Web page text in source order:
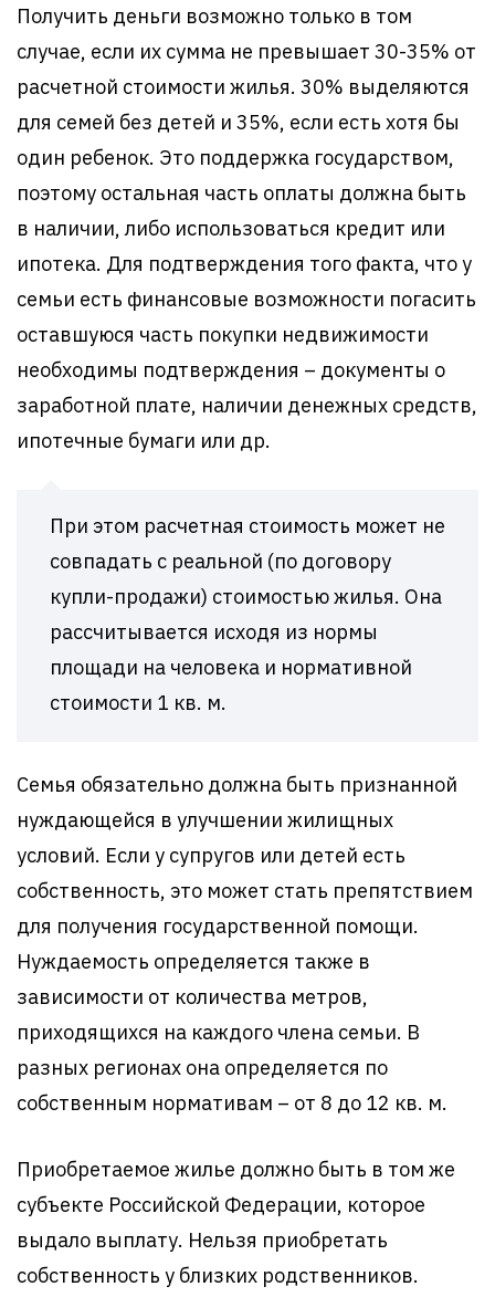
Получить деньги возможно только в том
случае, если их сумма не превышает 30-35% от
расчетной стоимости жилья. 30% выделяются
для семей без детей и 35%, если есть хотя бы
один ребенок. Это поддержка государством,
поэтому остальная часть оплаты должна быть
в наличии, либо использоваться кредит или
ипотека. Для подтверждения того факта, что у
семьи есть финансовые возможности погасить
оставшуюся часть покупки недвижимости
необходимы подтверждения – документы о
заработной плате, наличии денежных средств,
ипотечные бумаги или др.
При этом расчетная стоимость может не
совпадать с реальной (по договору
купли-продажи) стоимостью жилья. Она
рассчитывается исходя из нормы
площади на человека и нормативной
стоимости 1 кв. м.
Семья обязательно должна быть признанной
нуждающейся в улучшении жилищных
условий. Если у супругов или детей есть
собственность, это может стать препятствием
для получения государственной помощи.
Нуждаемость определяется также в
зависимости от количества метров,
приходящихся на каждого члена семьи. В
разных регионах она определяется по
собственным нормативам – от 8 до 12 кв. м.
Приобретаемое жилье должно быть в том же
субъекте Российской Федерации, которое
выдало выплату. Нельзя приобретать
собственность у близких родственников.